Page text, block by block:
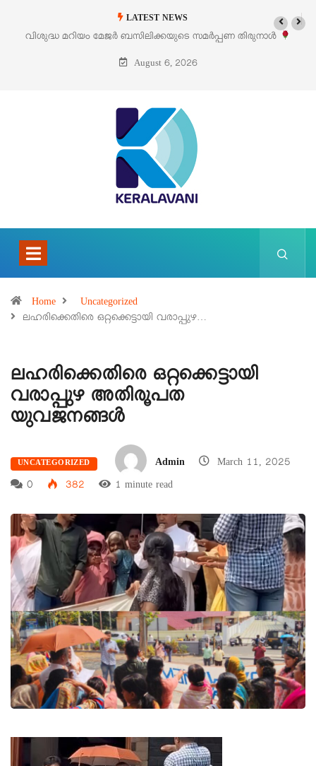
LATEST NEWS
‘പെറ്റൽസ്’ ലൈഫ് സ്റ്റൈൽ എക്സിബിഷനും സെയിലും ഓഗസ്റ്റ് 8-ന്
പെരുമാനൂരിൽ
August 6, 2026
Home
Uncategorized
ലഹരിക്കെതിരെ ഒറ്റക്കെട്ടായി വരാപ്പുഴ…
ലഹരിക്കെതിരെ ഒറ്റക്കെട്ടായി
വരാപ്പുഴ അതിരൂപത
യുവജനങ്ങള്‍
UNCATEGORIZED Admin
March 11, 2025
0
382 1 minute read